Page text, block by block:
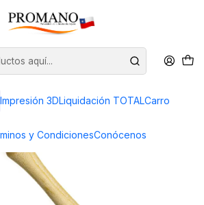
Impresión 3DLiquidación TOTALCarro
y CondicionesConócenos
Golpe MACETA DE NYLON TIPO CUÑA